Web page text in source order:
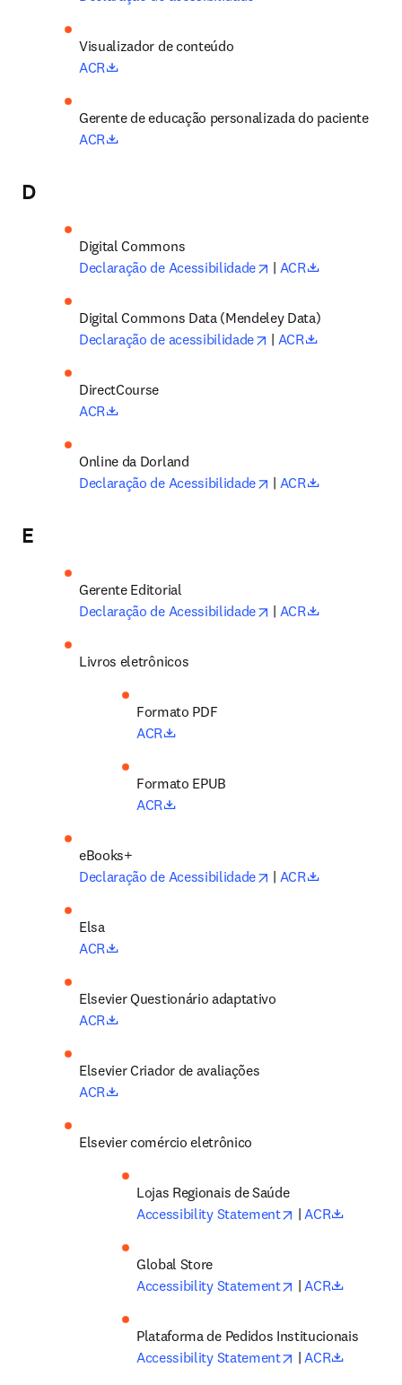
Visualizador de conteúdo
ACR
Gerente de educação personalizada do paciente
ACR
D
Declaração de Acessibilidade
opens in new tab/
| ACR opens in
Declaração de acessibilidade
opens in new tab/
| ACR opens in
ACR
Online da Dorland
Declaração de Acessibilidade
opens in new tab/
| ACR opens in
E
Gerente Editorial
Declaração de Acessibilidade
opens in new tab/
| ACR opens in
Livros eletrônicos
Formato PDF
ACR
Formato EPUB
ACR
Declaração de Acessibilidade
opens in new tab/
| ACR opens in
Elsa
ACR
Elsevier Questionário adaptativo
ACR
Elsevier Criador de avaliações
ACR
Elsevier comércio eletrônico
Lojas Regionais de Saúde
Accessibility Statement
opens in new
| ACR
Accessibility Statement
opens in new
| ACR
Plataforma de Pedidos Institucionais
Accessibility Statement
opens in new
| ACR